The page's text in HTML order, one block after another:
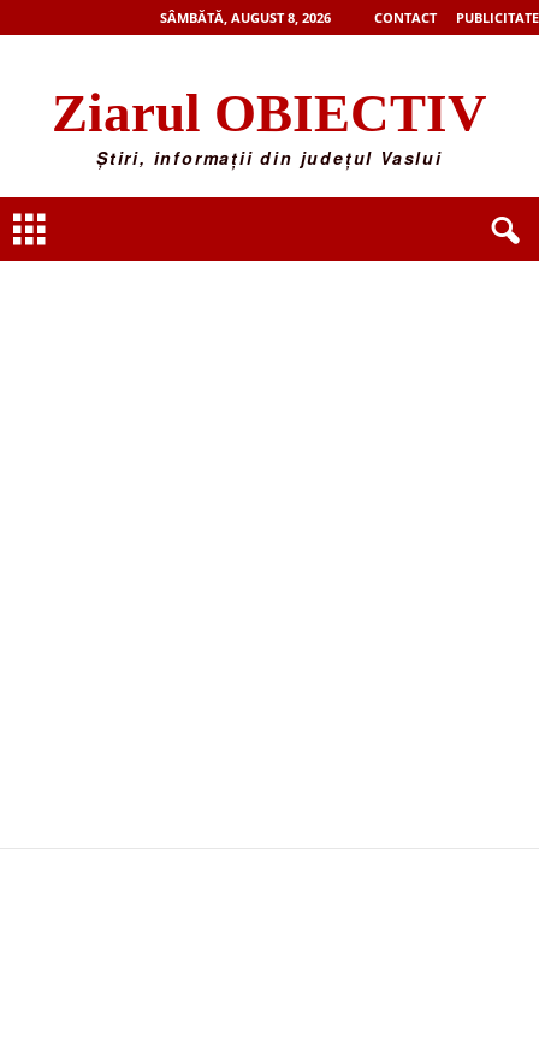
SÂMBĂTĂ, AUGUST 8, 2026 CONTACT PUBLICITATE
Ziarul OBIECTIV
Știri, informații din județul Vaslui